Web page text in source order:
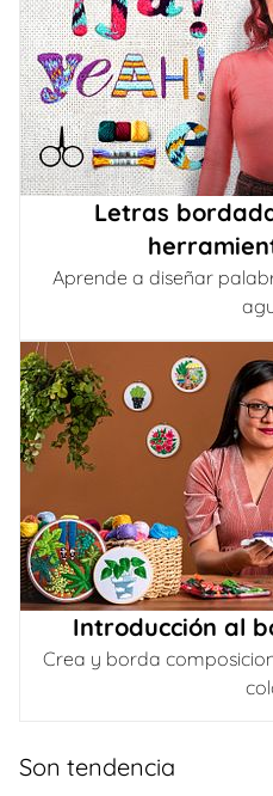
Letras
Aprende a diseñar
Introducción al
Crea y borda
Son tendencia